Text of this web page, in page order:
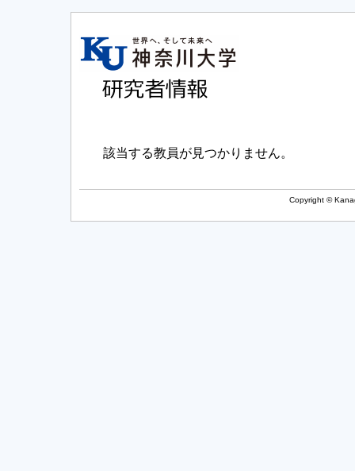
該当する教員が見つかりません。
Copyright ©